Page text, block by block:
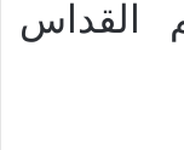
القداس